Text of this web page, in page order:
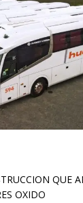
QUE
OXIDO